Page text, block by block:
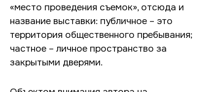
«место проведения съемок», отсюда и
название выставки: публичное – это
территория общественного пребывания;
частное – личное пространство за
закрытыми дверями.